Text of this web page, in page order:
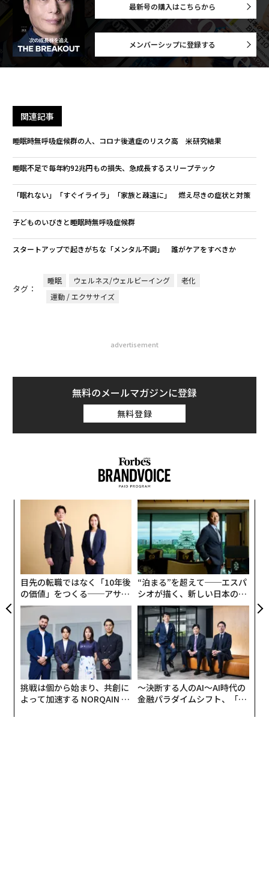
最新号の購入はこちらから
メンバーシップに登録する
関連記事
睡眠時無呼吸症候群の人、コロナ後遺症のリスク高 米研究結果
睡眠不足で毎年約92兆円もの損失、急成長するスリープテック
「眠れない」「すぐイライラ」「家族と疎遠に」 燃え尽きの症状と対策
子どものいびきと睡眠時無呼吸症候群
スタートアップで起きがちな「メンタル不調」 誰がケアをすべきか
タグ：
睡眠 ウェルネス/ウェルビーイング
老化
運動 / エクササイズ
advertisement
無料のメールマガジンに登録
無料登録
目先の転職ではなく「10年後
の価値」をつくる──アサイ
ンの長期伴走型支援とは
“泊まる”を超えて──エスパ
シオが描く、新しい日本のラ
グジュアリー（前編）
挑戦は個から始まり、共創に
よって加速する NORQAIN JA
〜決断する人のAI〜AI時代の
金融パラダイムシフト、「超